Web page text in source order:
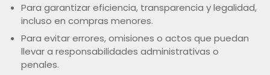
Para garantizar eficiencia, transparencia y legalidad,
incluso en compras menores.
Para evitar errores, omisiones o actos que puedan
llevar a responsabilidades administrativas o
penales.